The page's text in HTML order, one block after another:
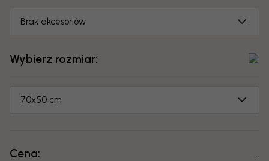
Brak akcesoriów
Wybierz rozmiar:
70x50 cm
Cena: